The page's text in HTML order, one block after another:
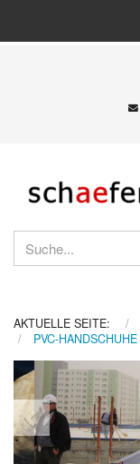
AKTUELLE SEITE:
PVC-HANDSCHUHE
Previous